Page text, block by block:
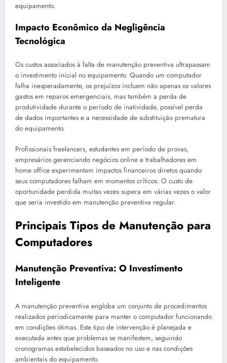
equipamento.
Impacto Econômico da Negligência
Tecnológica
Os custos associados à falta de manutenção preventiva ultrapassam
o investimento inicial no equipamento. Quando um computador
falha inesperadamente, os prejuízos incluem não apenas os valores
gastos em reparos emergenciais, mas também a perda de
produtividade durante o período de inatividade, possível perda
de dados importantes e a necessidade de substituição prematura
do equipamento.
Profissionais freelancers, estudantes em período de provas,
empresários gerenciando negócios online e trabalhadores em
home office experimentam impactos financeiros diretos quando
seus computadores falham em momentos críticos. O custo de
oportunidade perdida muitas vezes supera em várias vezes o valor
que seria investido em manutenção preventiva regular.
Principais Tipos de Manutenção para
Computadores
Manutenção Preventiva: O Investimento
Inteligente
A manutenção preventiva engloba um conjunto de procedimentos
realizados periodicamente para manter o computador funcionando
em condições ótimas. Este tipo de intervenção é planejada e
executada antes que problemas se manifestem, seguindo
cronogramas estabelecidos baseados no uso e nas condições
ambientais do equipamento.